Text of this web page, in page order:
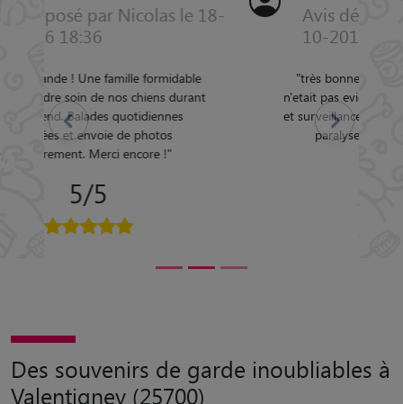
Avis déposé par michele le 30-
10-2011 10:19
"très bonne garde surtout que la tache
n'etait pas evidente :piqures 2 fois par jours
et surveillance de la chienne puiqu'oliane se
paralyse un peu du train arriere
Précédent Suivant
Des souvenirs de garde inoubliables à
Valentigney (25700)